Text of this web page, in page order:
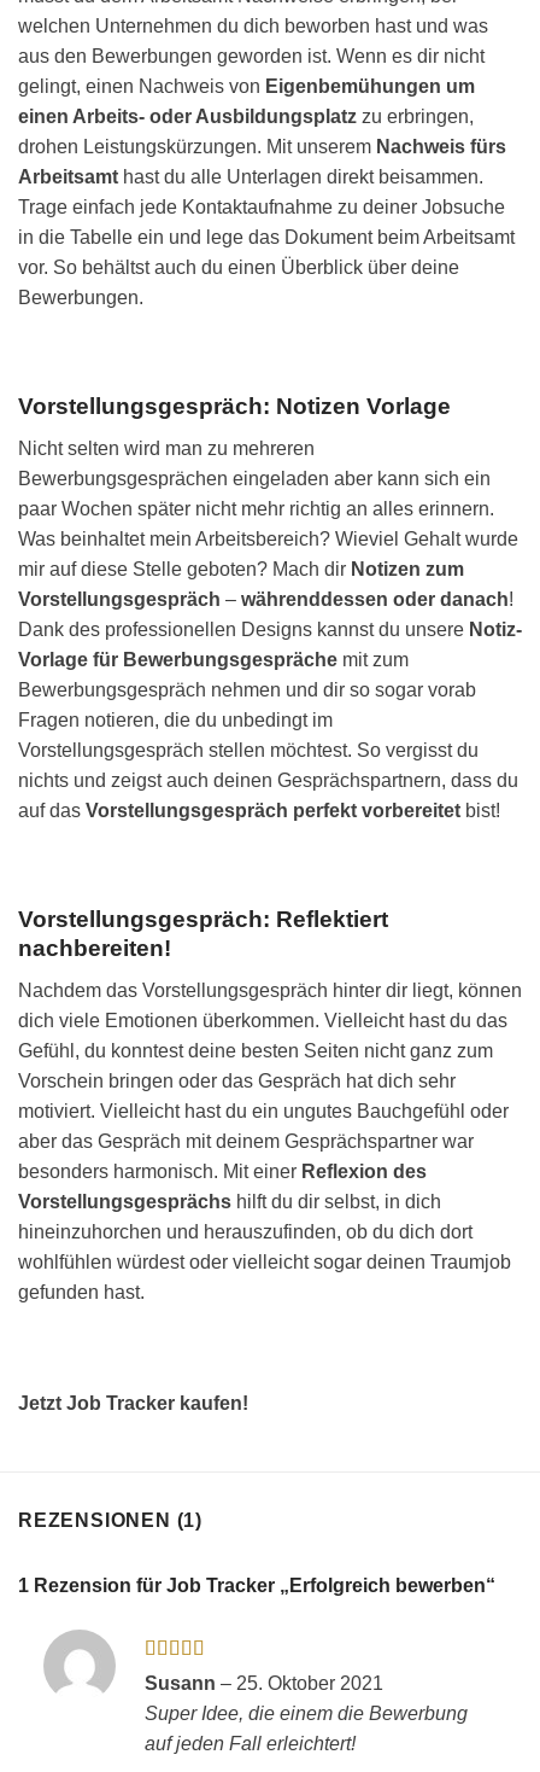
welchen Unternehmen du dich beworben hast und was
aus den Bewerbungen geworden ist. Wenn es dir nicht
gelingt, einen Nachweis von Eigenbemühungen um
einen Arbeits- oder Ausbildungsplatz zu erbringen,
drohen Leistungskürzungen. Mit unserem Nachweis fürs
Arbeitsamt hast du alle Unterlagen direkt beisammen.
Trage einfach jede Kontaktaufnahme zu deiner Jobsuche
in die Tabelle ein und lege das Dokument beim Arbeitsamt
vor. So behältst auch du einen Überblick über deine
Bewerbungen.
Vorstellungsgespräch: Notizen Vorlage
Nicht selten wird man zu mehreren
Bewerbungsgesprächen eingeladen aber kann sich ein
paar Wochen später nicht mehr richtig an alles erinnern.
Was beinhaltet mein Arbeitsbereich? Wieviel Gehalt wurde
mir auf diese Stelle geboten? Mach dir Notizen zum
Vorstellungsgespräch – währenddessen oder danach!
Dank des professionellen Designs kannst du unsere Notiz-
Vorlage für Bewerbungsgespräche mit zum
Bewerbungsgespräch nehmen und dir so sogar vorab
Fragen notieren, die du unbedingt im
Vorstellungsgespräch stellen möchtest. So vergisst du
nichts und zeigst auch deinen Gesprächspartnern, dass du
auf das Vorstellungsgespräch perfekt vorbereitet bist!
Vorstellungsgespräch: Reflektiert
nachbereiten!
Nachdem das Vorstellungsgespräch hinter dir liegt, können
dich viele Emotionen überkommen. Vielleicht hast du das
Gefühl, du konntest deine besten Seiten nicht ganz zum
Vorschein bringen oder das Gespräch hat dich sehr
motiviert. Vielleicht hast du ein ungutes Bauchgefühl oder
aber das Gespräch mit deinem Gesprächspartner war
besonders harmonisch. Mit einer Reflexion des
Vorstellungsgesprächs hilft du dir selbst, in dich
hineinzuhorchen und herauszufinden, ob du dich dort
wohlfühlen würdest oder vielleicht sogar deinen Traumjob
gefunden hast.
Jetzt Job Tracker kaufen!
REZENSIONEN (1)
1 Rezension für Job Tracker „Erfolgreich bewerben“
Bewertet
mit5von 5
Susann – 25. Oktober 2021
Super Idee, die einem die Bewerbung
auf jeden Fall erleichtert!